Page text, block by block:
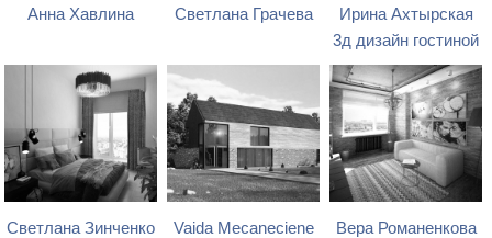
Анна Хавлина Светлана Грачева
Ирина Ахтырская
3д дизайн гостиной
Светлана Зинченко
Vaida Mecaneciene
Вера Романенкова